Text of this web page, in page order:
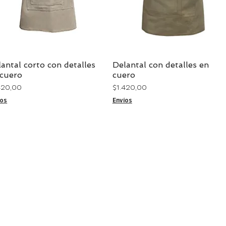
Vista rápida
corto con detalles
Vista rápida
Delantal con detalles en
cuero
Precio
$ 1.420,00
Envíos